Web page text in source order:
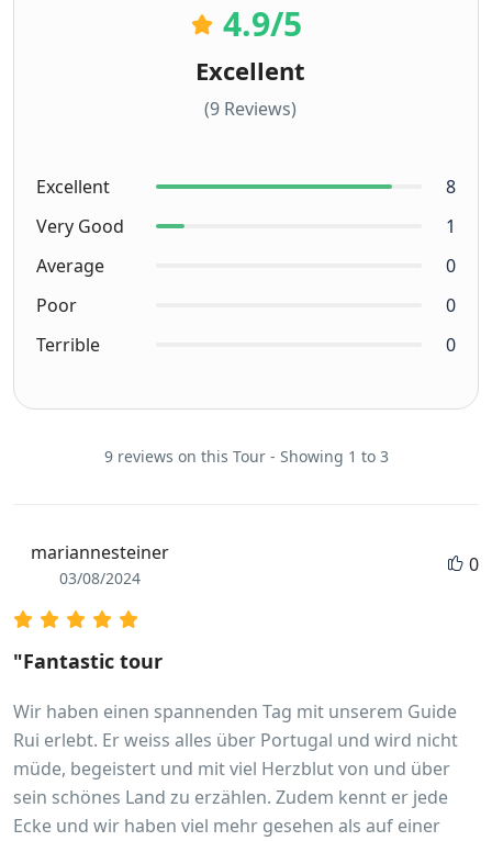
4.9/5
Excellent
(9 Reviews)
Excellent
8
Very Good
1
Average
0
Poor
0
Terrible
0
9 reviews on this Tour - Showing 1 to 3
mariannesteiner
03/08/2024
0
"Fantastic tour
Wir haben einen spannenden Tag mit unserem Guide
Rui erlebt. Er weiss alles über Portugal und wird nicht
müde, begeistert und mit viel Herzblut von und über
sein schönes Land zu erzählen. Zudem kennt er jede
Ecke und wir haben viel mehr gesehen als auf einer